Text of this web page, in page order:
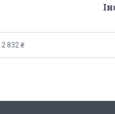
2 832 ₴